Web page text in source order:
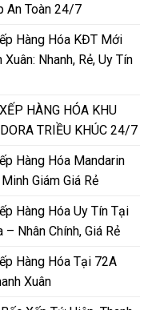
An Toàn 24/7
Hàng Hóa KĐT Mới
Nhanh, Rẻ, Uy Tín
HÀNG HÓA KHU
TRIỀU KHÚC 24/7
Hàng Hóa Mandarin
Giám Giá Rẻ
Hàng Hóa Uy Tín Tại
– Nhân Chính, Giá Rẻ
Hàng Hóa Tại 72A
Xuân